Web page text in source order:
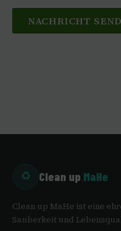
NACHRICHT
♻ Clean up MaHe
Clean up MaHe ist eine
Sauberkeit und